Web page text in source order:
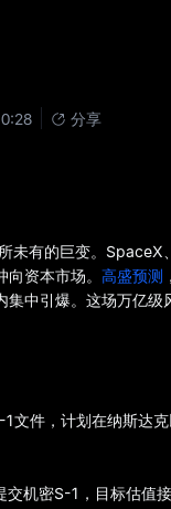
分享
未有的巨变。
资本市场。 高盛预测
中引爆。这场万亿
文件，计划在纳斯达
机密S-1，目标估值